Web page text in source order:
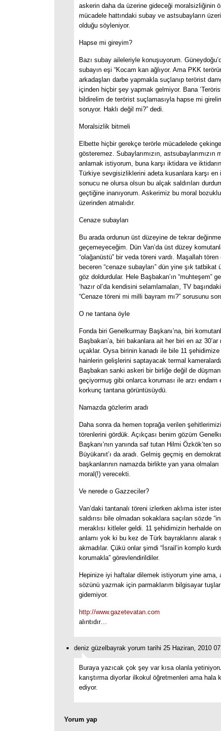
askerin daha da üzerine gideceği moralsizliğinin
mücadele hattındaki subay ve astsubayların
olduğu söyleniyor.
Hapse mi gireyim?
Bazı subay aileleriyle konuşuyorum.
subayın eşi “Kocam kan ağlıyor. Ama PKK
arkadaşları darbe yapmakla suçlanıp terörist
içinden hiçbir şey yapmak gelmiyor. Bana
bildirelim de terörist suçlamasıyla hapse mi
soruyor. Haklı değil mi?” dedi.
Moralsizlik bitmeli
Elbette hiçbir gerekçe terörle mücadelede
gösteremez. Subaylarımızın, astsubaylarımızın
anlamak istiyorum, buna karşı iktidara ve
Türkiye sevgisizliklerini adeta kusanlara karşı en
sonucu ne olursa olsun bu alçak saldırıları
geçtiğine inanıyorum. Askerimiz bu moral
üzerinden atmalıdır.
Cenaze subayları
Bu arada ordunun üst düzeyine de tekrar
geçemeyeceğim. Dün Van’da üst düzey
“olağanüstü” bir veda töreni vardı. Maşallah
beceren “cenaze subayları” dün yine şık tatbikat
göz doldurdular. Hele Başbakan’ın “muhteşem”
‘hazır ol’da kendisini selamlamaları, TV
“Cenaze töreni mi milli bayram mı?” sorusunu
O ne tantana öyle
Fonda biri Genelkurmay Başkanı’na, biri
Başbakan’a, biri bakanlara ait her biri en az 30’ar
uçaklar. Oysa birinin kanadı ile bile 11 şehidimize
hainlerin gelişlerini saptayacak termal
Başbakan sanki askeri bir birliğe değil de düşman
geçiyormuş gibi onlarca koruması ile arzı endam
korkunç tantana görüntüsüydü.
Namazda gözlerim aradı
Daha sonra da hemen toprağa verilen
törenlerini gördük. Açıkçası benim gözüm
Başkanı’nın yanında saf tutan Hilmi Özkök’ten
Büyükanıt’ı da aradı. Gelmiş geçmiş en
başkanlarının namazda birlikte yan yana
moral(!) verecekti.
Ve nerede o Gazzeciler?
Van’daki tantanalı töreni izlerken aklıma ister
saldırısı bile olmadan sokaklara saçılan sözde
meraklısı kitleler geldi. 11 şehidimizin herhalde
anlamı yok ki bu kez de Türk bayraklarını alarak
akmadılar. Çükü onlar şimdi “İsrail’in komplo
korumakla” görevlendirildiler.
Hepinize iyi haftalar dilemek istiyorum yine ama,
sözünü yazmak için parmaklarım bilgisayar
gidemiyor.
http://www.gazetevatan.com
alıntıdır…
deniz güzelbayrak yorum tarihi 25 Haziran, 2010
Buraya yazıcak çok şey var kısa olanla
karıştırma diyorlar ilkokul öğretmenleri ama hala
ediyor.
Yorum yap